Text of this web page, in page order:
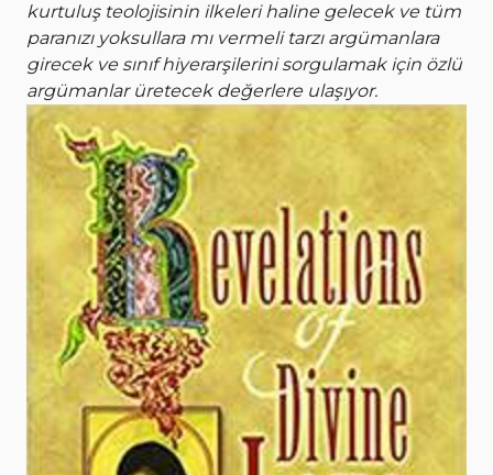
kurtuluş teolojisinin ilkeleri haline gelecek ve tüm
paranızı yoksullara mı vermeli tarzı argümanlara
girecek ve sınıf hiyerarşilerini sorgulamak için özlü
argümanlar üretecek değerlere ulaşıyor.